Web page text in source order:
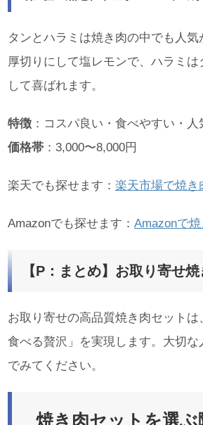
タンとハラミは焼き肉の中でも人
厚切りにして塩レモンで、ハラミ
して喜ばれます。
特徴 ：コスパ良い・食べやすい・人
価格帯 ：3,000〜8,000円
楽天でも探せます： 楽天市場で焼き
Amazonでも探せます： Amazonで
【P：まとめ】お取り寄せ
お取り寄せの高品質焼き肉セット
食べる贅沢」を実現します。大切
でみてください。
焼き肉セットを選